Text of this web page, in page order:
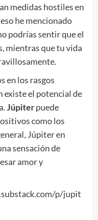
medidas hostiles en
he mencionado
podrías sentir que el
mientras que tu vida
en los rasgos
existe el potencial de
Júpiterpuede
como los
Júpiter en
sensación de
amor y
p/jupit